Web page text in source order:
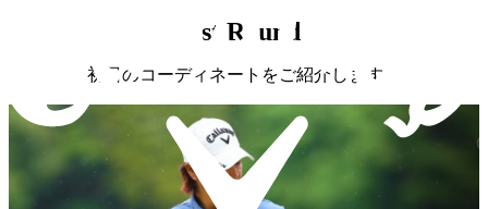
1st Round
初日のコーディネートをご紹介します。